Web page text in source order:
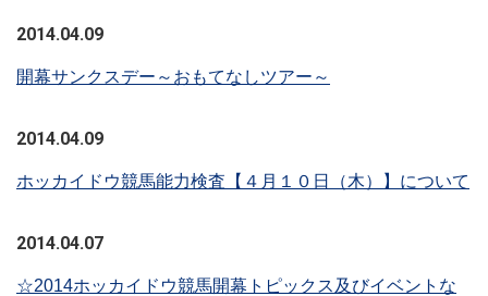
2014.04.09
開幕サンクスデー～おもてなしツアー～
2014.04.09
ホッカイドウ競馬能力検査【４月１０日（木）】について
2014.04.07
☆2014ホッカイドウ競馬開幕トピックス及びイベントな